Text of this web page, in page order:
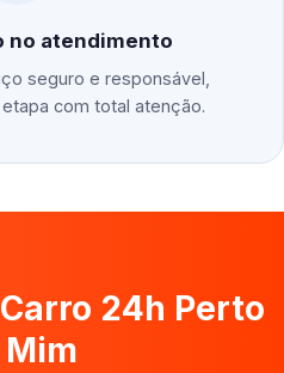
no atendimento
seguro e responsável,
com total atenção.
24h Perto